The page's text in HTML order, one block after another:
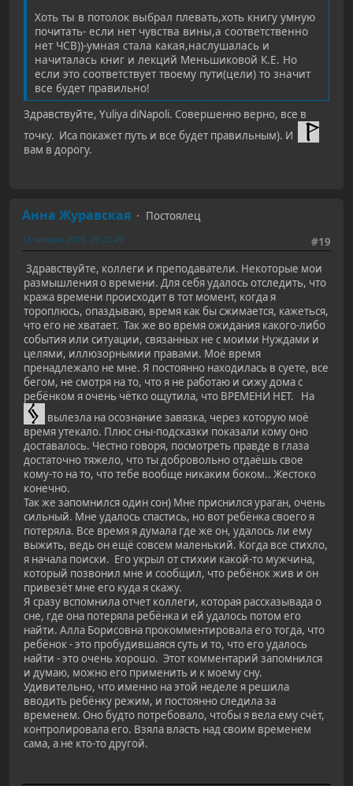
Хоть ты в потолок выбрал плевать,хоть книгу умную
почитать- если нет чувства вины,а соответственно
нет ЧСВ))-умная стала какая,наслушалась и
начиталась книг и лекций Меньшиковой К.Е. Но
если это соответствует твоему пути(цели) то значит
все будет правильно!
Здравствуйте, Yuliya diNapoli. Совершенно верно, все в
точку. Иса покажет путь и все будет правильным). И
вам в дорогу.
Анна Журавская
Постоялец
#19
13 января 2019, 09:22:49
Здравствуйте, коллеги и преподаватели. Некоторые мои
размышления о времени. Для себя удалось отследить, что
кража времени происходит в тот момент, когда я
тороплюсь, опаздываю, время как бы сжимается, кажеться,
что его не хватает. Так же во время ожидания какого-либо
события или ситуации, связанных не с моими Нуждами и
целями, иллюзорнымии правами. Моё время
пренадлежало не мне. Я постоянно находилась в суете, все
бегом, не смотря на то, что я не работаю и сижу дома с
ребёнком я очень чётко ощутила, что ВРЕМЕНИ НЕТ. На
вылезла на осознание завязка, через которую моё
время утекало. Плюс сны-подсказки показали кому оно
доставалось. Честно говоря, посмотреть правде в глаза
достаточно тяжело, что ты добровольно отдаёшь свое
кому-то на то, что тебе вообще никаким боком.. Жестоко
конечно.
Так же запомнился один сон) Мне приснился ураган, очень
сильный. Мне удалось спастись, но вот ребёнка своего я
потеряла. Все время я думала где же он, удалось ли ему
выжить, ведь он ещё совсем маленький. Когда все стихло,
я начала поиски. Его укрыл от стихии какой-то мужчина,
который позвонил мне и сообщил, что ребёнок жив и он
привезёт мне его куда я скажу.
Я сразу вспомнила отчет коллеги, которая рассказывада о
сне, где она потеряла ребёнка и ей удалось потом его
найти. Алла Борисовна прокомментировала его тогда, что
ребёнок - это пробудившаяся суть и то, что его удалось
найти - это очень хорошо. Этот комментарий запомнился
и думаю, можно его применить и к моему сну.
Удивительно, что именно на этой неделе я решила
вводить ребёнку режим, и постоянно следила за
временем. Оно будто потребовало, чтобы я вела ему счёт,
контролировала его. Взяла власть над своим временем
сама, а не кто-то другой.